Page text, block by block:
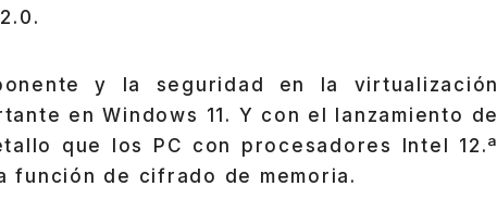
y la seguridad en la virtualización
en Windows 11. Y con el lanzamiento de
que los PC con procesadores Intel 12.ª
función de cifrado de memoria.